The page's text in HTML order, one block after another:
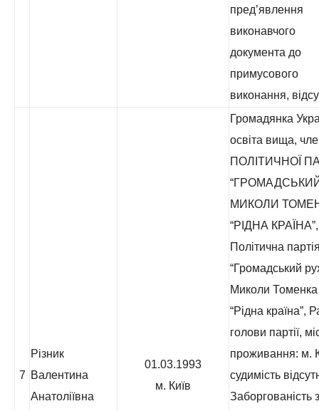
пред’явлення
виконавчого
документа до
примусового
виконання,
7
Різник
Валентина
Анатоліївна
01.03.1993
м. Київ
Громадянка
освіта вища,
ПОЛІТИЧНОЇ
МИКОЛИ
“РІДНА КРАЇНА”,
Політична
“Громадський
Миколи Томенка
“Рідна країна”,
голови партії,
проживання: м.
судимість
Заборгованість